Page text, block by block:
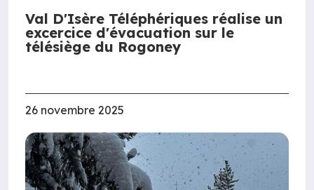
Val D'Isère Téléphériques réalise un
excercice d'évacuation sur le
télésiège du Rogoney
26 novembre 2025